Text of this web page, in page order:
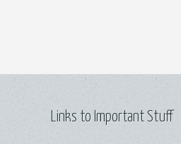
Links to Important Stuff